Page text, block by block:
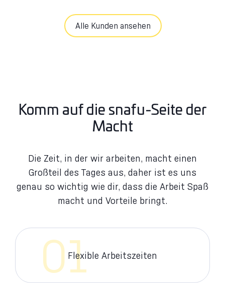
Alle Kunden ansehen
Komm auf die snafu-Seite der
Macht
Die Zeit, in der wir arbeiten, macht einen
Großteil des Tages aus, daher ist es uns
genau so wichtig wie dir, dass die Arbeit Spaß
macht und Vorteile bringt.
01Flexible Arbeitszeiten